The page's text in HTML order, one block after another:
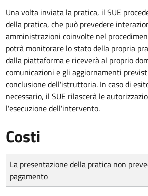
Una volta inviata la pratica, il SUE
della pratica, che può prevedere
amministrazioni coinvolte nel
potrà monitorare lo stato della propria
dalla piattaforma e riceverà al proprio
comunicazioni e gli aggiornamenti
conclusione dell'istruttoria. In caso di
necessario, il SUE rilascerà le
l'esecuzione dell'intervento.
Costi
Tipo di pagamento
Importo
La presentazione della pratica non
pagamento